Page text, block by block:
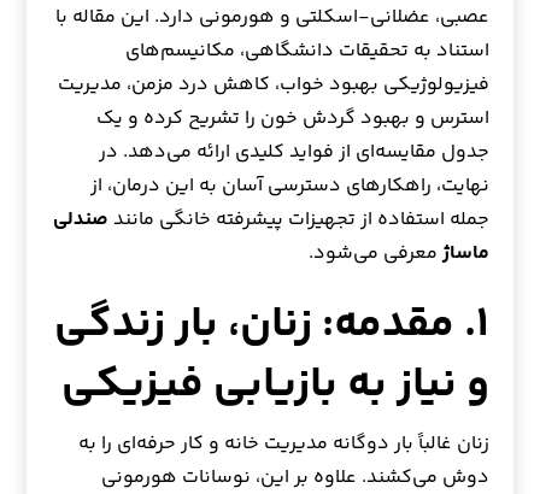
عصبی، عضلانی-اسکلتی و هورمونی دارد. این مقاله با
استناد به تحقیقات دانشگاهی، مکانیسم‌های
فیزیولوژیکی بهبود خواب، کاهش درد مزمن، مدیریت
استرس و بهبود گردش خون را تشریح کرده و یک
جدول مقایسه‌ای از فواید کلیدی ارائه می‌دهد. در
نهایت، راهکارهای دسترسی آسان به این درمان، از
جمله استفاده از تجهیزات پیشرفته خانگی مانند صندلی‌
ماساژمعرفی می‌شود.
۱. مقدمه: زنان، بار زندگی
و نیاز به بازیابی فیزیکی
زنان غالباً بار دوگانه مدیریت خانه و کار حرفه‌ای را به
دوش می‌کشند. علاوه بر این، نوسانات هورمونی